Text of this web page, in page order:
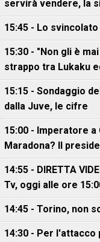
servirà vendere, la
15:45 - Lo
15:30 - "Non gli è
strappo tra Lukaku
15:15 - Sondaggio
dalla Juve, le cifre
15:00 - Imperatore a
Maradona? Il
14:55 - DIRETTA
Tv, oggi alle ore
14:45 - Torino, non
14:30 - Per l'attacco